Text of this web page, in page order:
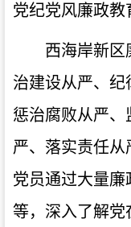
党纪党风廉政教
西海岸新
治建设从严、纪
惩治腐败从严
严、落实责任
党员通过大量
等，深入了解党